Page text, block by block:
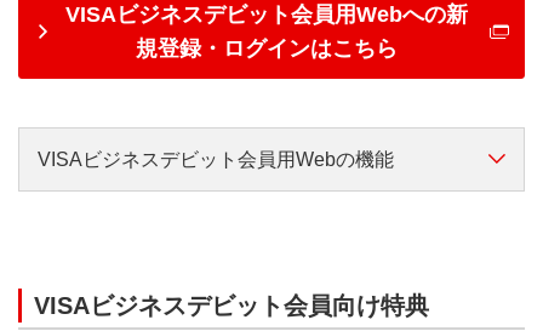
VISAビジネスデビット会員用Webへの新
規登録・ログインはこちら
VISAビジネスデビット会員用Webの機能
管理責任者（最低1人以上必
VISAビジネスデビット会員向け特典